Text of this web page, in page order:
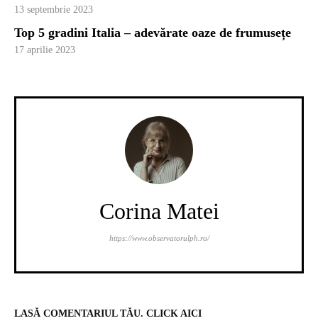
13 septembrie 2023
Top 5 gradini Italia – adevărate oaze de frumusețe
17 aprilie 2023
Corina Matei
https://www.observatorulph.ro/
LASĂ COMENTARIUL TĂU. CLICK AICI